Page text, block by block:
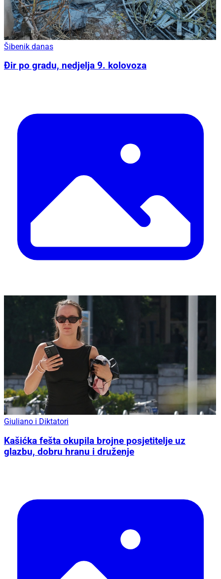
Šibenik danas
Đir po gradu, nedjelja 9. kolovoza
Giuliano i Diktatori
Kašićka fešta okupila brojne posjetitelje uz
glazbu, dobru hranu i druženje